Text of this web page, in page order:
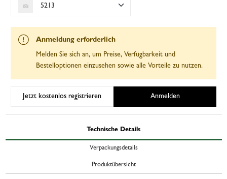
5213
Anmeldung erforderlich
Melden Sie sich an, um Preise, Verfügbarkeit und
Bestelloptionen einzusehen sowie alle Vorteile zu nutzen.
Jetzt kostenlos registrieren Anmelden
Technische Details
Verpackungsdetails
Produktübersicht